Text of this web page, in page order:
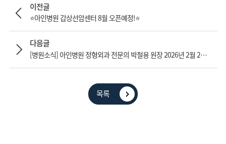
이전글
⭐아인병원 갑상선암센터 8월 오픈예정!⭐
다음글
[병원소식] 아인병원 정형외과 전문의 박철용 원장 2026년 2월 2일 (월) 진료 개시
목록